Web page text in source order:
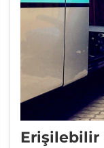
Erişilebilir